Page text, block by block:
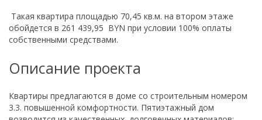
Такая квартира площадью 70,45 кв.м. на втором этаже
обойдется в 261 439,95 BYN при условии 100% оплаты
собственными средствами.
Описание проекта
Квартиры предлагаются в доме со строительным номером
3.3. повышенной комфортности. Пятиэтажный дом